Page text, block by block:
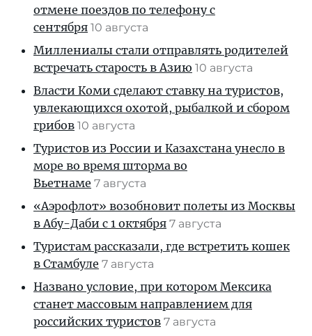
отмене поездов по телефону с
сентября 10 августа
Миллениалы стали отправлять родителей
встречать старость в Азию 10 августа
Власти Коми сделают ставку на туристов,
увлекающихся охотой, рыбалкой и сбором
грибов 10 августа
Туристов из России и Казахстана унесло в
море во время шторма во
Вьетнаме 7 августа
«Аэрофлот» возобновит полеты из Москвы
в Абу-Даби с 1 октября 7 августа
Туристам рассказали, где встретить кошек
в Стамбуле 7 августа
Названо условие, при котором Мексика
станет массовым направлением для
российских туристов 7 августа